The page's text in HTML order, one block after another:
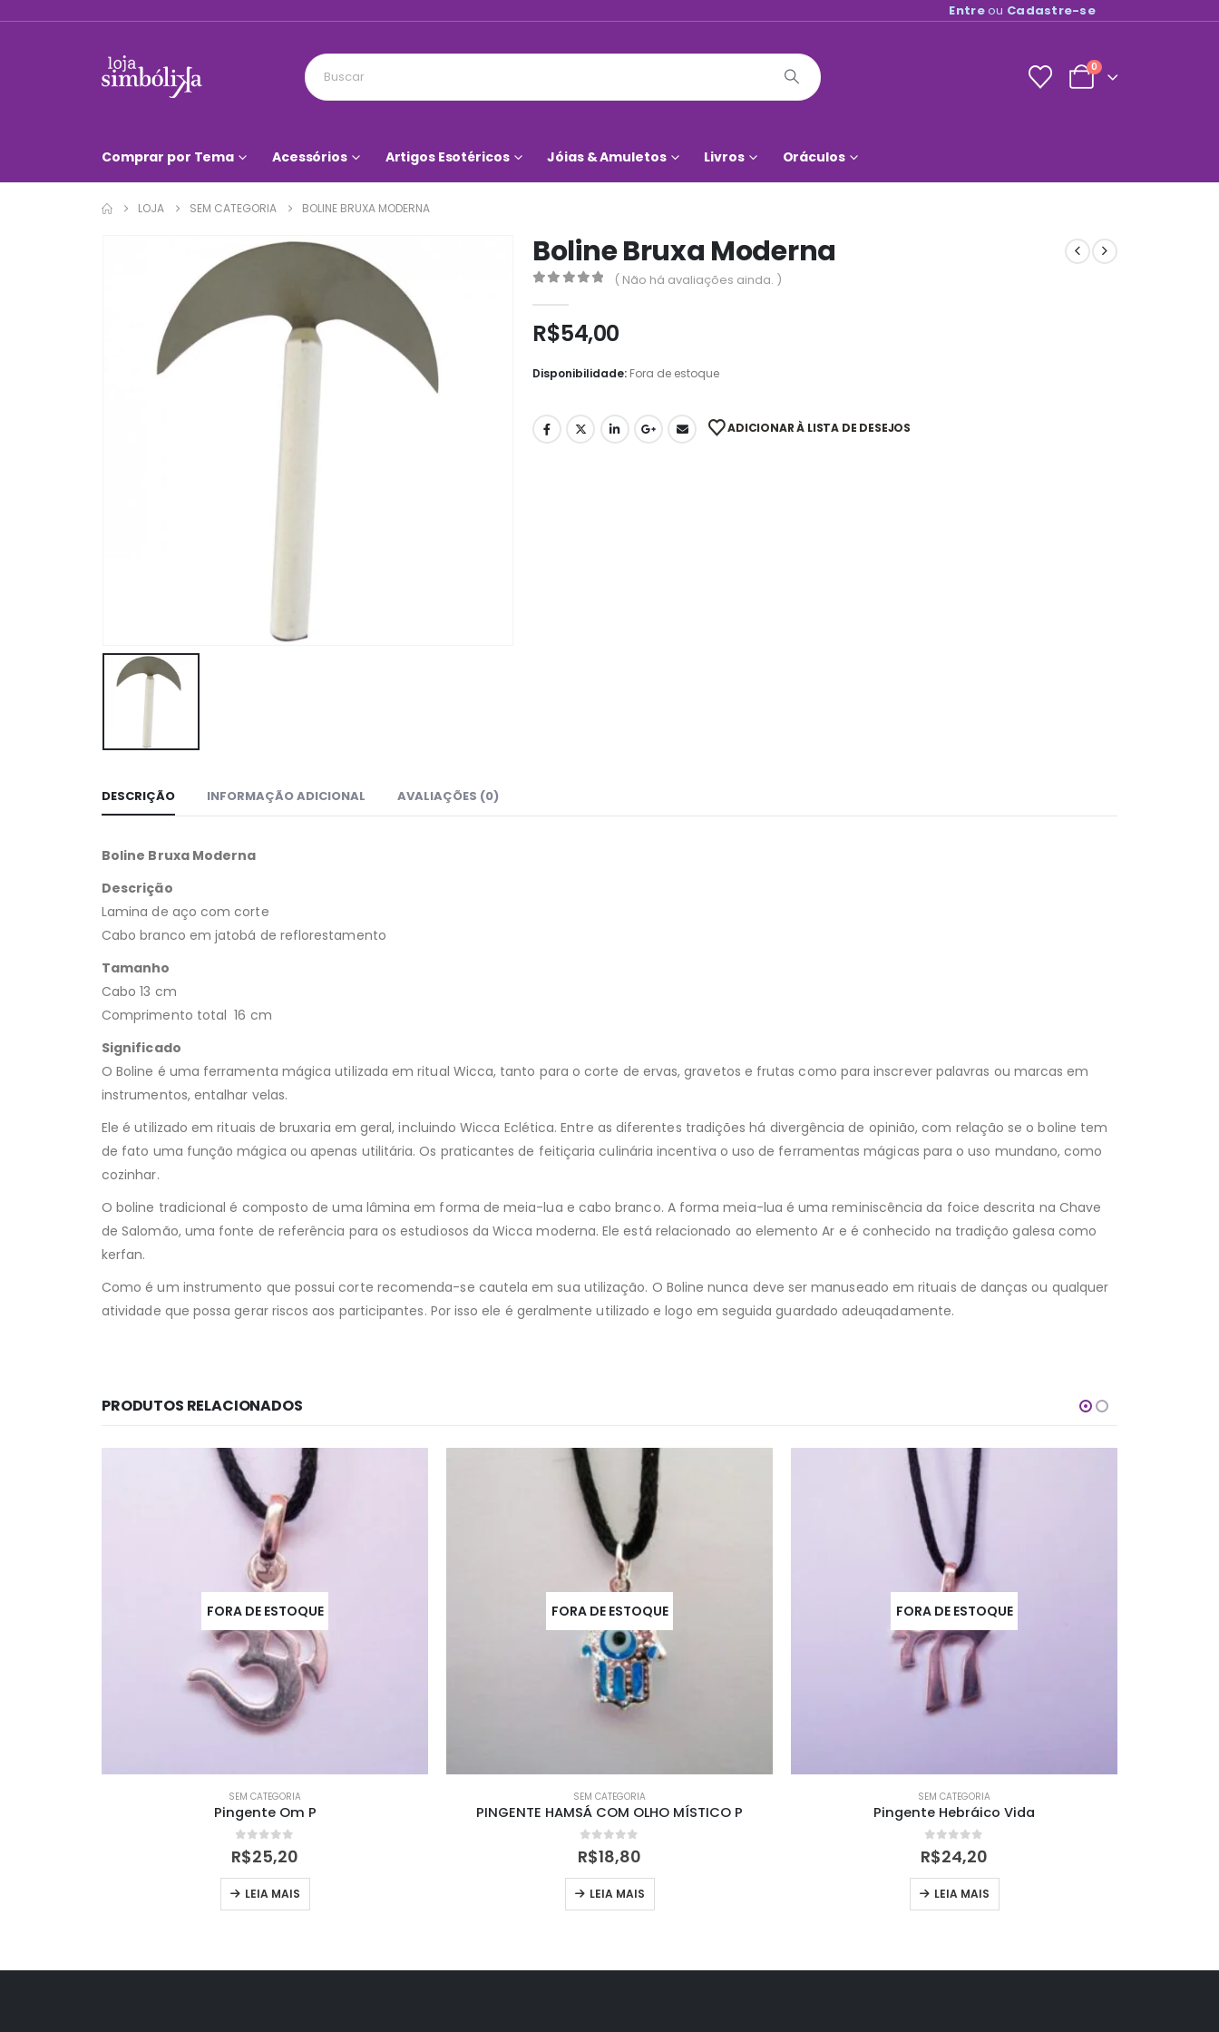
Entreou Cadastre-se
0
Comprar por Tema Acessórios Artigos Esotéricos Jóias & Amuletos Livros Oráculos
LOJA SEM CATEGORIA BOLINE BRUXA MODERNA
Boline Bruxa Moderna
( Não há avaliações ainda. )
R$54,00
Disponibilidade: Fora de estoque
ADICIONAR À LISTA DE DESEJOS
DESCRIÇÃO INFORMAÇÃO ADICIONAL AVALIAÇÕES (0)
Boline Bruxa Moderna
Descrição
Lamina de aço com corte
Cabo branco em jatobá de reflorestamento
Tamanho
Cabo 13 cm
Comprimento total 16 cm
Significado
O Boline é uma ferramenta mágica utilizada em ritual Wicca, tanto para o corte de ervas, gravetos e frutas como para inscrever palavras ou marcas em
instrumentos, entalhar velas.
Ele é utilizado em rituais de bruxaria em geral, incluindo Wicca Eclética. Entre as diferentes tradições há divergência de opinião, com relação se o boline tem
de fato uma função mágica ou apenas utilitária. Os praticantes de feitiçaria culinária incentiva o uso de ferramentas mágicas para o uso mundano, como
cozinhar.
O boline tradicional é composto de uma lâmina em forma de meia-lua e cabo branco. A forma meia-lua é uma reminiscência da foice descrita na Chave
de Salomão, uma fonte de referência para os estudiosos da Wicca moderna. Ele está relacionado ao elemento Ar e é conhecido na tradição galesa como
kerfan.
Como é um instrumento que possui corte recomenda-se cautela em sua utilização. O Boline nunca deve ser manuseado em rituais de danças ou qualquer
atividade que possa gerar riscos aos participantes. Por isso ele é geralmente utilizado e logo em seguida guardado adeuqadamente.
PRODUTOS RELACIONADOS
FORA DE ESTOQUE
SEM CATEGORIA
Pingente Om P
out of 5
R$25,20
LEIA MAIS
FORA DE ESTOQUE
SEM CATEGORIA
PINGENTE HAMSÁ COM OLHO MÍSTICO P
out of 5
R$18,80
LEIA MAIS
FORA DE ESTOQUE
SEM CATEGORIA
Pingente Hebráico Vida
out of 5
R$24,20
LEIA MAIS